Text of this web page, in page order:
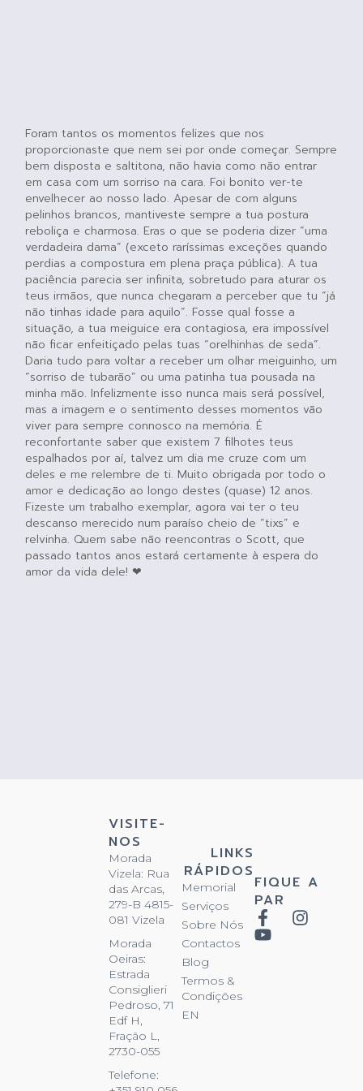
Foram tantos os momentos felizes que nos
proporcionaste que nem sei por onde começar. Sempre
bem disposta e saltitona, não havia como não entrar
em casa com um sorriso na cara. Foi bonito ver-te
envelhecer ao nosso lado. Apesar de com alguns
pelinhos brancos, mantiveste sempre a tua postura
reboliça e charmosa. Eras o que se poderia dizer “uma
verdadeira dama” (exceto raríssimas exceções quando
perdias a compostura em plena praça pública). A tua
paciência parecia ser infinita, sobretudo para aturar os
teus irmãos, que nunca chegaram a perceber que tu “já
não tinhas idade para aquilo”. Fosse qual fosse a
situação, a tua meiguice era contagiosa, era impossível
não ficar enfeitiçado pelas tuas “orelhinhas de seda”.
Daria tudo para voltar a receber um olhar meiguinho, um
“sorriso de tubarão” ou uma patinha tua pousada na
minha mão. Infelizmente isso nunca mais será possível,
mas a imagem e o sentimento desses momentos vão
viver para sempre connosco na memória. É
reconfortante saber que existem 7 filhotes teus
espalhados por aí, talvez um dia me cruze com um
deles e me relembre de ti. Muito obrigada por todo o
amor e dedicação ao longo destes (quase) 12 anos.
Fizeste um trabalho exemplar, agora vai ter o teu
descanso merecido num paraíso cheio de “tixs” e
relvinha. Quem sabe não reencontras o Scott, que
passado tantos anos estará certamente à espera do
amor da vida dele! ❤
VISITE-
NOS
Morada
Vizela: Rua
das Arcas,
279-B 4815-
081 Vizela
Morada
Oeiras:
Estrada
Consiglieri
Pedroso, 71
Edf H,
Fração L,
2730-055
Telefone:
LINKS
RÁPIDOS
Memorial
Serviços
Sobre Nós
Contactos
Blog
Termos &
Condições
EN
FIQUE A
PAR